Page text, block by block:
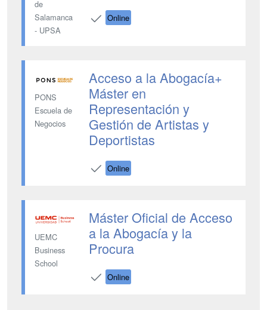
de
Salamanca
- UPSA
Online
PONS
Escuela de
Negocios
Acceso a la Abogacía+
Máster en
Representación y
Gestión de Artistas y
Deportistas
Online
UEMC
Business
School
Máster Oficial de Acceso
a la Abogacía y la
Procura
Online